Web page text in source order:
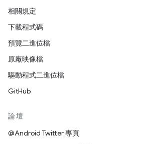
相關規定
下載程式碼
預覽二進位檔
原廠映像檔
驅動程式二進位檔
GitHub
論壇
@Android Twitter 專頁